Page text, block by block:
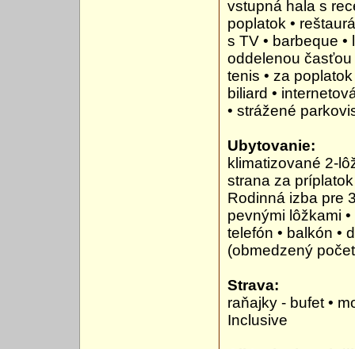
vstupná hala s
poplatok •
s TV • barbeque
oddelenou časťou
tenis • za
biliard •
• strážené
Ubytovanie:
klimatizované 2-
strana za príplatok
Rodinná izba pre
pevnými lôžkami
telefón • balkón •
(obmedzený
Strava:
raňajky - bufet •
Inclusive